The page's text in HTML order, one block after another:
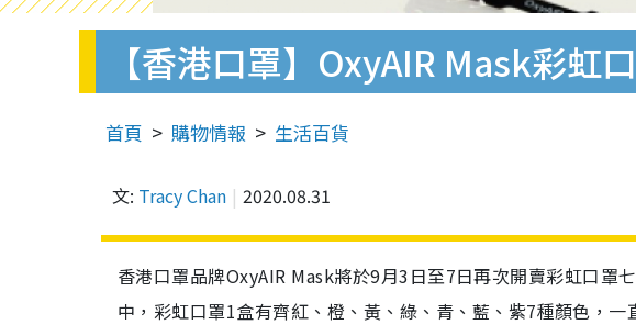
【香港口罩】OxyAIR Mask彩
首頁 購物情報 生活百貨
文: Tracy Chan 2020.08.31
香港口罩品牌OxyAIR Mask將於9月3日至7日再次開賣彩虹口罩
中，彩虹口罩1盒有齊紅、橙、黃、綠、青、藍、紫7種顏色，